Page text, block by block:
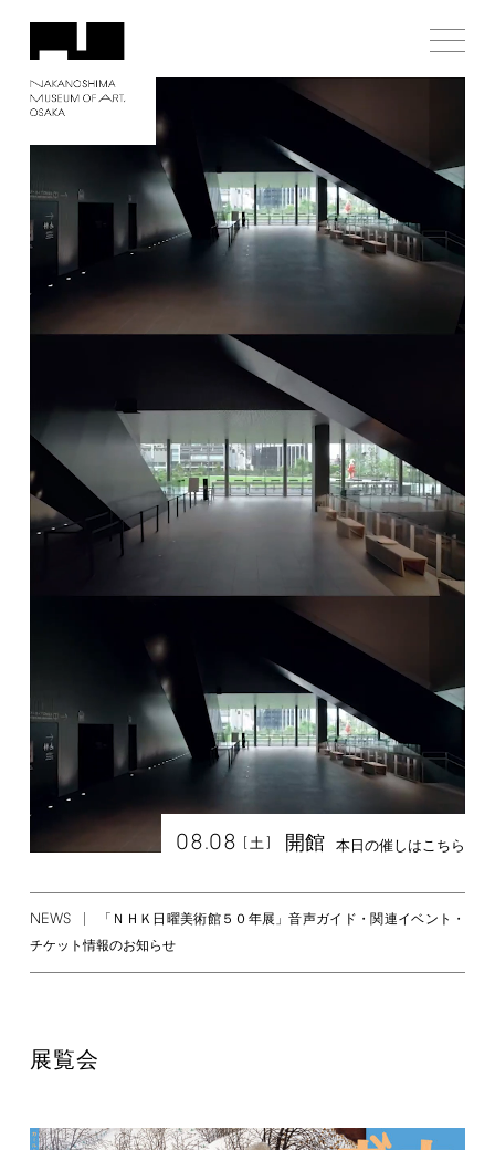
08.08 [土] 開館 本日の催しはこちら
NEWS
「ＮＨＫ日曜美術館５０年展」音声ガイド・関連イベント・
チケット情報のお知らせ
展覧会